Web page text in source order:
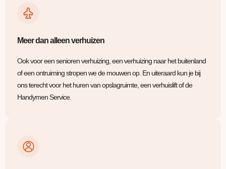
Meer dan alleen verhuizen
Ook voor een senioren verhuizing, een verhuizing naar het buitenland
of een ontruiming stropen we de mouwen op. En uiteraard kun je bij
ons terecht voor het huren van opslagruimte, een verhuislift of de
Handymen Service.